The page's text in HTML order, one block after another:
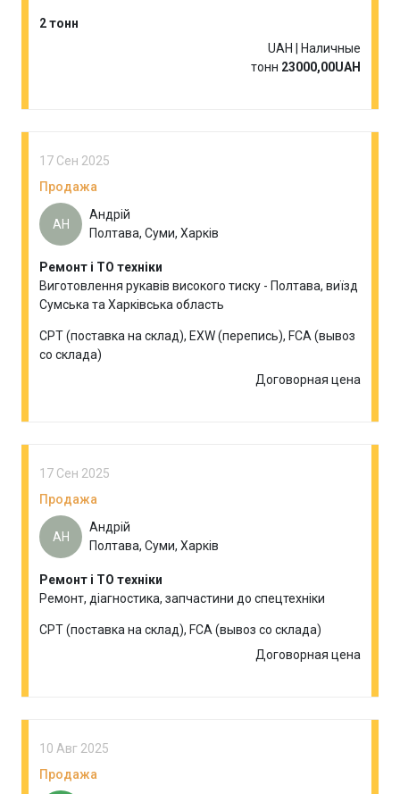
2 тонн
UAH | Наличные
тонн 23000,00UAH
17 Сен 2025
Продажа
АН
Андрій
Полтава, Суми, Харків
Ремонт і ТО техніки
Виготовлення рукавів високого тиску - Полтава, виїзд
Сумська та Харківська область
CPT (поставка на склад), EXW (перепись), FCA (вывоз
со склада)
Договорная цена
17 Сен 2025
Продажа
АН
Андрій
Полтава, Суми, Харків
Ремонт і ТО техніки
Ремонт, діагностика, запчастини до спецтехніки
CPT (поставка на склад), FCA (вывоз со склада)
Договорная цена
10 Авг 2025
Продажа